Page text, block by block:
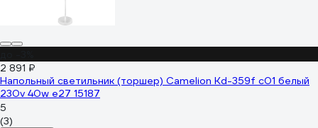
2 891 ₽
Напольный светильник (торшер) Camelion Kd-359f c01 белый
230v 40w e27 15187
5
(3)